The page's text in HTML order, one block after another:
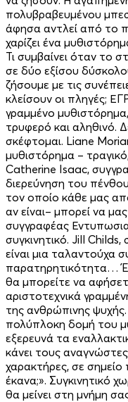
πολυβραβευµένου
άφησα αντλεί από το
χαρίζει ένα
Τι συµβαίνει όταν το
σε δύο εξίσου
ζήσουµε µε τις
κλείσουν οι πληγές;
γραµµένο
τρυφερό και
σκέφτοµαι. Liane
µυθιστόρηµα –
Catherine Isaac,
διερεύνηση του
τον οποίο κάθε µας
αν είναι– µπορεί να
συγγραφέας
συγκινητικό. Jill
είναι µια ταλαντούχα
παρατηρητικότητα…
θα µπορείτε να
αριστοτεχνικά
της ανθρώπινης
πολύπλοκη δοµή του
εξερευνά τα
κάνει τους
χαρακτήρες, σε
έκανα;». Συγκινητικό
θα µείνει στη µνήµη